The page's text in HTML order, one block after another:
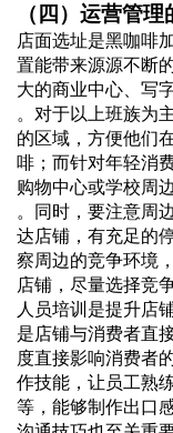
（四）运营管
店面选址是黑咖啡
置能带来源源不断
大的商业中心、写
。对于以上班族为
的区域，方便他们
啡；而针对年轻消
购物中心或学校周
。同时，要注意周
达店铺，有充足的
察周边的竞争环境
店铺，尽量选择竞
人员培训是提升店
是店铺与消费者直
度直接影响消费者
作技能，让员工熟
等，能够制作出口